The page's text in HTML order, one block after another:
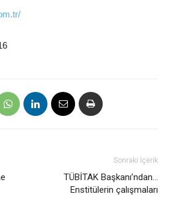
Sonraki İçerik
TÜBİTAK Başkanı’ndan…
Enstitülerin çalışmaları